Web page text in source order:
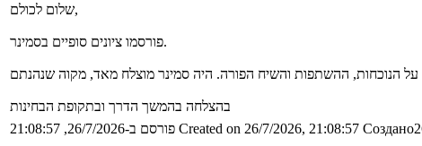
שלום לכולם,
פורסמו ציונים סופיים בסמינר.
בהצלחה בהמשך הדרך ובתקופת הבחינות
פורסם ב-26/7/2026, 21:08:57 Created on 26/7/2026, 21:08:57